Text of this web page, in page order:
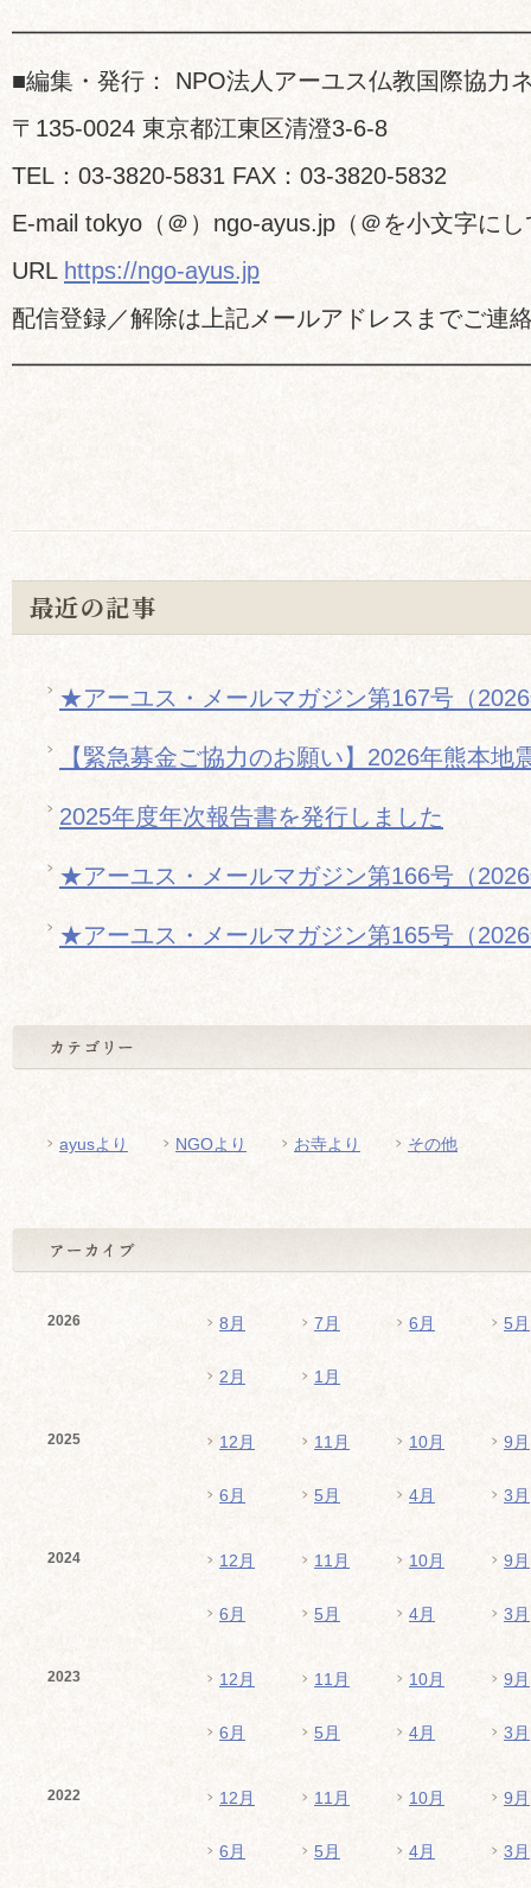
■編集・発行： NPO法人アーユス仏教国際協力
〒135-0024 東京都江東区清澄3-6-8
TEL：03-3820-5831 FAX：03-3820-5832
E-mail tokyo（＠）ngo-ayus.jp（＠を小文字に
URL https://ngo-ayus.jp
配信登録／解除は上記メールアドレスまでご連
最近の記事
★アーユス・メールマガジン第167号（
【緊急募金ご協力のお願い】2026年熊本地
2025年度年次報告書を発行しました
★アーユス・メールマガジン第166号（
★アーユス・メールマガジン第165号（
ayusより NGOより お寺より その他
2026 8月 7月 6月 5月
2月 1月
2025 12月 11月 10月 9月
6月 5月 4月 3月
2024 12月 11月 10月 9月
6月 5月 4月 3月
2023 12月 11月 10月 9月
6月 5月 4月 3月
2022 12月 11月 10月 9月
6月 5月 4月 3月